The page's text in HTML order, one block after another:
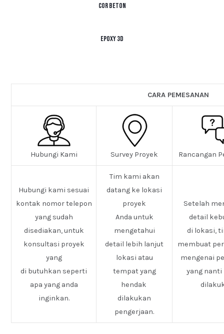
Cor Beton
Epoxy 3D
CARA PEMESANAN
Hubungi Kami Survey Proyek Rancangan
Hubungi kami sesuai
kontak nomor telepon
yang sudah
disediakan, untuk
konsultasi proyek
yang
di butuhkan seperti
apa yang anda
inginkan.
Tim kami akan
datang ke lokasi
proyek
Anda untuk
mengetahui
detail lebih lanjut
lokasi atau
tempat yang
hendak
dilakukan
pengerjaan.
Setelah
detail
di lokasi,
membuat
mengenai
yang nanti